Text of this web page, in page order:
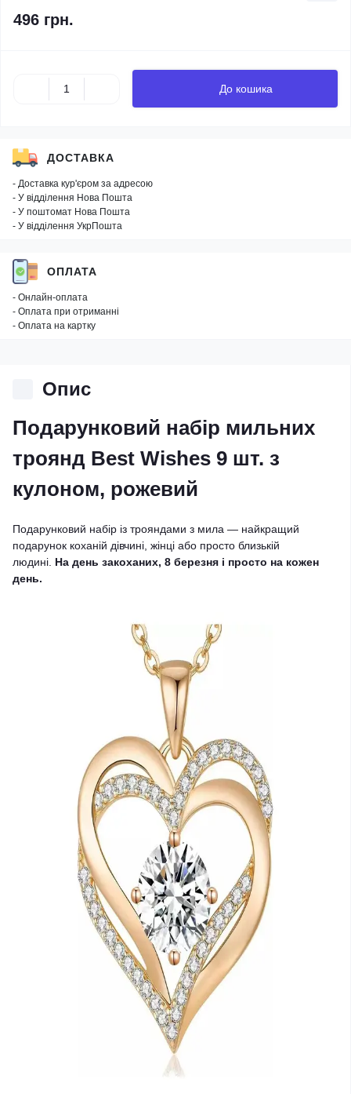
496 грн.
До кошика
ДОСТАВКА
- Доставка кур'єром за адресою
- У відділення Нова Пошта
- У поштомат Нова Пошта
- У відділення УкрПошта
ОПЛАТА
- Онлайн-оплата
- Оплата при отриманні
- Оплата на картку
Опис
Подарунковий набір мильних
троянд Best Wishes 9 шт. з
кулоном, рожевий
Подарунковий набір із трояндами з мила — найкращий
подарунок коханій дівчині, жінці або просто близькій
людині. На день закоханих, 8 березня і просто на кожен
день.